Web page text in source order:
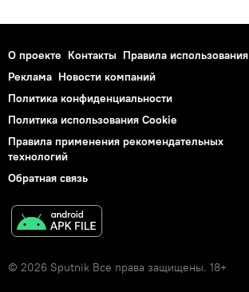
О проекте Контакты Правила использования
Реклама Новости компаний
Политика конфиденциальности
Политика использования Cookie
Правила применения рекомендательных
технологий
Обратная связь
© 2026 Sputnik Все права защищены. 18+